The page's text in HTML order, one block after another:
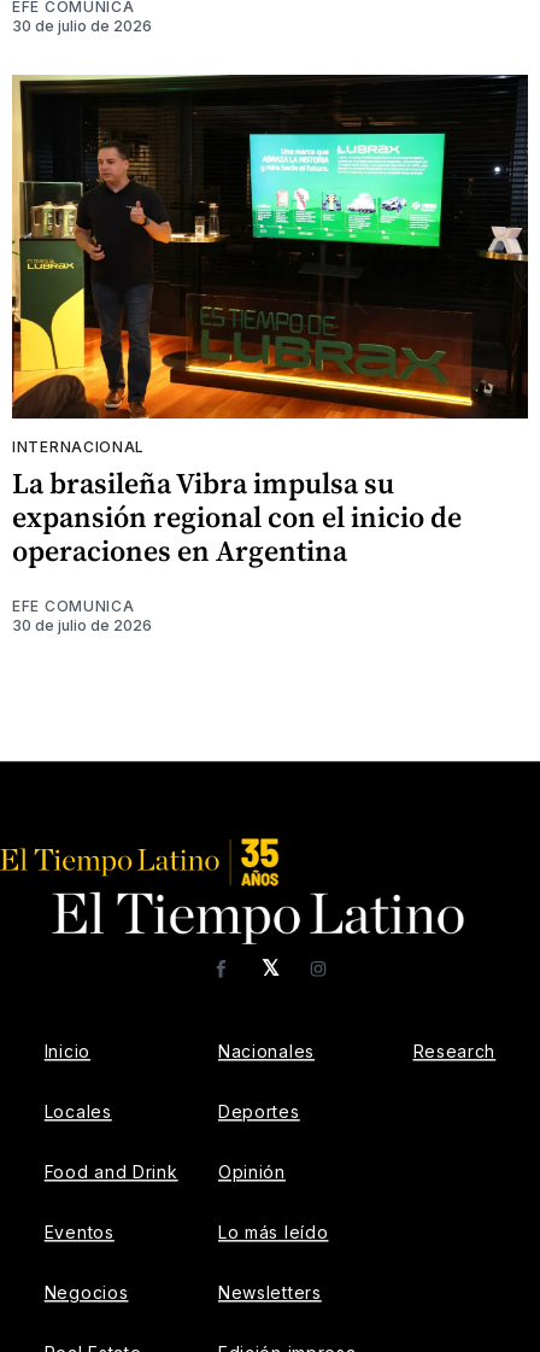
EFE COMUNICA
30 de julio de 2026
INTERNACIONAL
La brasileña Vibra impulsa su
expansión regional con el inicio de
operaciones en Argentina
EFE COMUNICA
30 de julio de 2026
𝕏
FacebookInstagram
Inicio
Locales
Food and Drink
Eventos
Negocios
Nacionales
Deportes
Opinión
Lo más leído
Newsletters
Research